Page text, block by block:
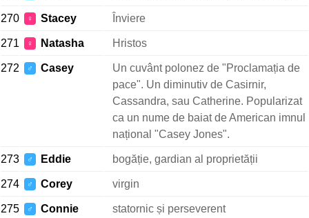
270 ♀ Stacey Înviere
271 ♀ Natasha Hristos
272 ♂ Casey
Un cuvânt polonez de "Proclamația de
pace". Un diminutiv de Casirnir,
Cassandra, sau Catherine. Popularizat
ca un nume de baiat de American imnul
național "Casey Jones".
273 ♂ Eddie bogăție, gardian al proprietății
274 ♂ Corey virgin
275 ♂ Connie statornic și perseverent